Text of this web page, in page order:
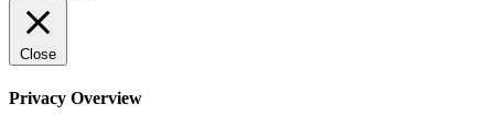
Close
Privacy Overview